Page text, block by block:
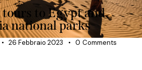
to Egypt and
national parks
26 Febbraio 2023 0 Comments